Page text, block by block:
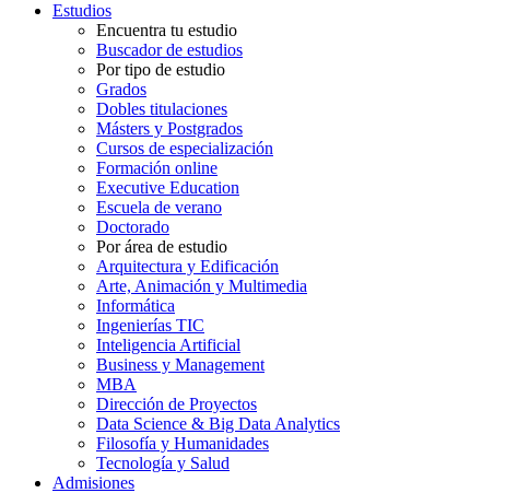
Estudios
Encuentra tu estudio
Buscador de estudios
Por tipo de estudio
Grados
Dobles titulaciones
Másters y Postgrados
Cursos de especialización
Formación online
Executive Education
Escuela de verano
Doctorado
Por área de estudio
Arquitectura y Edificación
Arte, Animación y Multimedia
Informática
Ingenierías TIC
Inteligencia Artificial
Business y Management
MBA
Dirección de Proyectos
Data Science & Big Data Analytics
Filosofía y Humanidades
Tecnología y Salud
Admisiones